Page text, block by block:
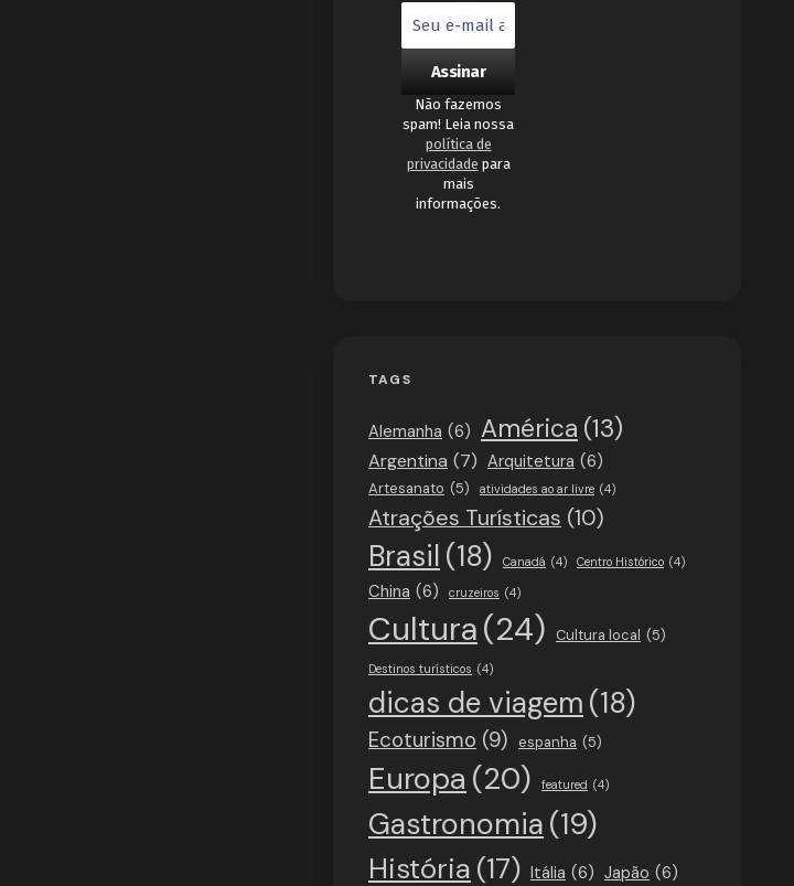
Não fazemos
spam! Leia nossa
política de
privacidade para
mais
informações.
TAGS
Alemanha (6) América (13)
Argentina (7) Arquitetura (6)
Artesanato (5) atividades ao ar livre (4)
Atrações Turísticas (10)
Brasil (18) Canadá (4) Centro Histórico (4)
China (6) cruzeiros (4)
Cultura(24) Cultura local (5)
Destinos turísticos (4)
dicas de viagem (18)
Ecoturismo (9) espanha (5)
Europa (20) featured (4)
Gastronomia (19)
História (17) Itália (6) Japão (6)